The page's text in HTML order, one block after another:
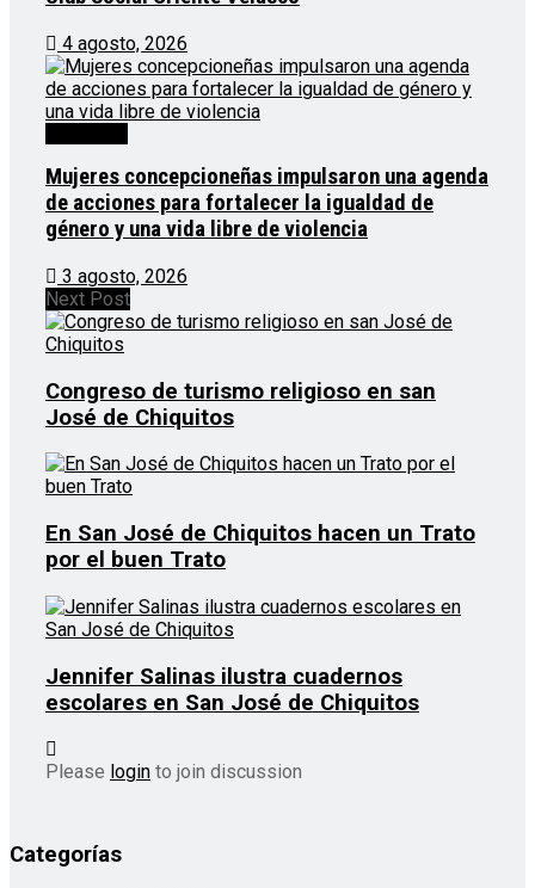
4 agosto, 2026
Mujeres concepcioneñas impulsaron una agenda
de acciones para fortalecer la igualdad de
género y una vida libre de violencia
3 agosto, 2026
Next Post
Congreso de turismo religioso en san
José de Chiquitos
En San José de Chiquitos hacen un Trato
por el buen Trato
Jennifer Salinas ilustra cuadernos
escolares en San José de Chiquitos
Please login to join discussion
Categorías